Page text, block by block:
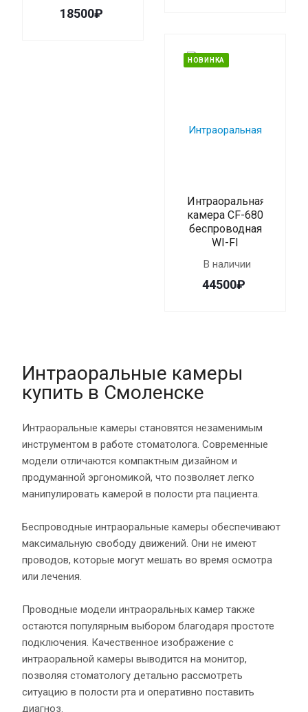
18500₽
НОВИНКА
Интраоральная
камера CF-680
беспроводная
WI-FI
В наличии
44500₽
Интраоральные камеры
купить в Смоленске
Интраоральные камеры становятся незаменимым
инструментом в работе стоматолога. Современные
модели отличаются компактным дизайном и
продуманной эргономикой, что позволяет легко
манипулировать камерой в полости рта пациента.
Беспроводные интраоральные камеры обеспечивают
максимальную свободу движений. Они не имеют
проводов, которые могут мешать во время осмотра
или лечения.
Проводные модели интраоральных камер также
остаются популярным выбором благодаря простоте
подключения. Качественное изображение с
интраоральной камеры выводится на монитор,
позволяя стоматологу детально рассмотреть
ситуацию в полости рта и оперативно поставить
диагноз.